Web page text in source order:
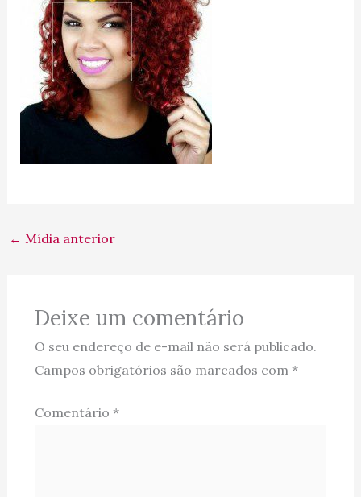
← Mídia anterior
Deixe um comentário
O seu endereço de e-mail não será publicado.
Campos obrigatórios são marcados com *
Comentário *